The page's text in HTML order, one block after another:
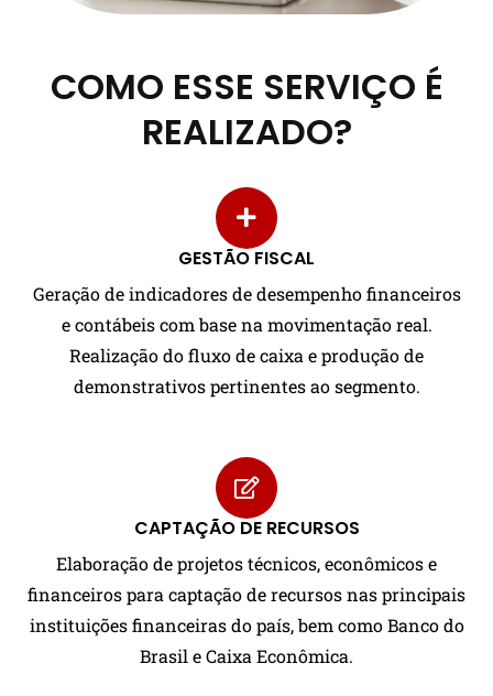
COMO ESSE SERVIÇO É
REALIZADO?
GESTÃO FISCAL
Geração de indicadores de desempenho financeiros
e contábeis com base na movimentação real.
Realização do fluxo de caixa e produção de
demonstrativos pertinentes ao segmento.
CAPTAÇÃO DE RECURSOS
Elaboração de projetos técnicos, econômicos e
financeiros para captação de recursos nas principais
instituições financeiras do país, bem como Banco do
Brasil e Caixa Econômica.